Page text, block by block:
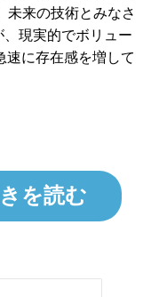
未来の技術とみなさ
、現実的でボリュー
速に存在感を増して
を読む